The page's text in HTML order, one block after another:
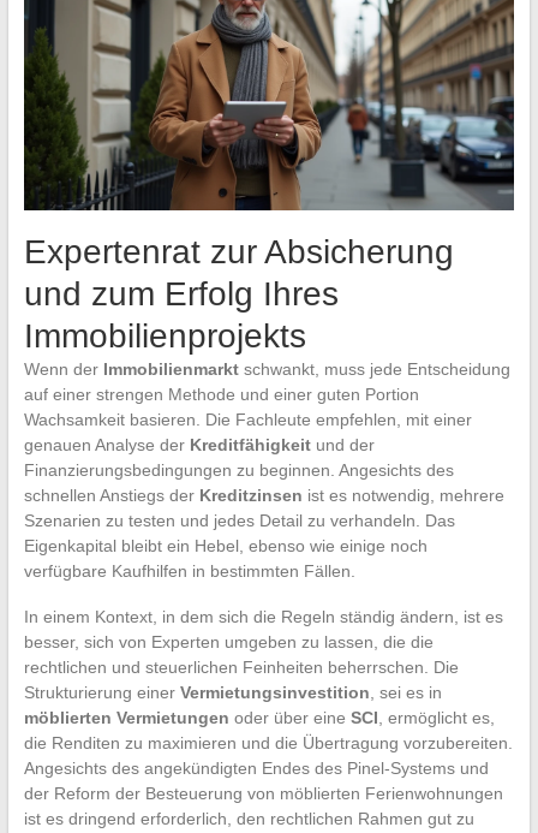
Expertenrat zur Absicherung
und zum Erfolg Ihres
Immobilienprojekts
Wenn der Immobilienmarktschwankt, muss jede Entscheidung
auf einer strengen Methode und einer guten Portion
Wachsamkeit basieren. Die Fachleute empfehlen, mit einer
genauen Analyse der Kreditfähigkeitund der
Finanzierungsbedingungen zu beginnen. Angesichts des
schnellen Anstiegs der Kreditzinsen ist es notwendig, mehrere
Szenarien zu testen und jedes Detail zu verhandeln. Das
Eigenkapital bleibt ein Hebel, ebenso wie einige noch
verfügbare Kaufhilfen in bestimmten Fällen.
In einem Kontext, in dem sich die Regeln ständig ändern, ist es
besser, sich von Experten umgeben zu lassen, die die
rechtlichen und steuerlichen Feinheiten beherrschen. Die
Strukturierung einer Vermietungsinvestition , sei es in
möblierten Vermietungen oder über eine SCI , ermöglicht es,
die Renditen zu maximieren und die Übertragung vorzubereiten.
Angesichts des angekündigten Endes des Pinel-Systems und
der Reform der Besteuerung von möblierten Ferienwohnungen
ist es dringend erforderlich, den rechtlichen Rahmen gut zu